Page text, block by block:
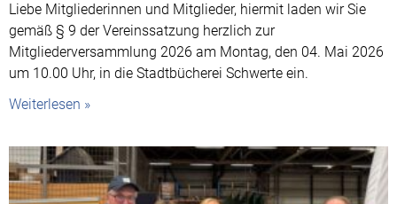
Liebe Mitgliederinnen und Mitglieder, hiermit laden wir Sie
gemäß § 9 der Vereinssatzung herzlich zur
Mitgliederversammlung 2026 am Montag, den 04. Mai 2026
um 10.00 Uhr, in die Stadtbücherei Schwerte ein.
Weiterlesen »